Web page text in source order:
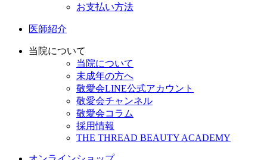
お支払い方法
医師紹介
当院について
当院について
未成年の方へ
敬愛会LINE公式アカウント
敬愛会チャンネル
敬愛会コラム
採用情報
THE THREAD BEAUTY ACADEMY